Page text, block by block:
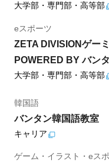
大学部・専門部・高等部
eスポーツ
ZETA DIVISIONゲー
POWERED BY バン
大学部・専門部・高等部
韓国語
バンタン韓国語教室
キャリア
ゲーム・イラスト・eス